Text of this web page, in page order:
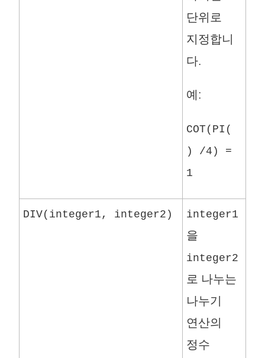
단위로
지정합니
다.
예:
COT(PI(
) /4) =
1
DIV(integer1, integer2) integer1
을
integer2
로 나누는
나누기
연산의
정수